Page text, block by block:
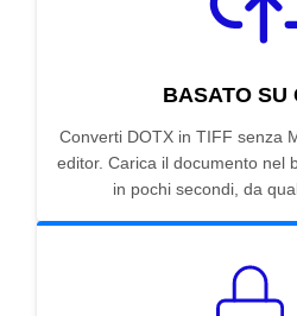
BASATO SU
Converti DOTX in TIFF senza
editor. Carica il documento nel
in pochi secondi, da